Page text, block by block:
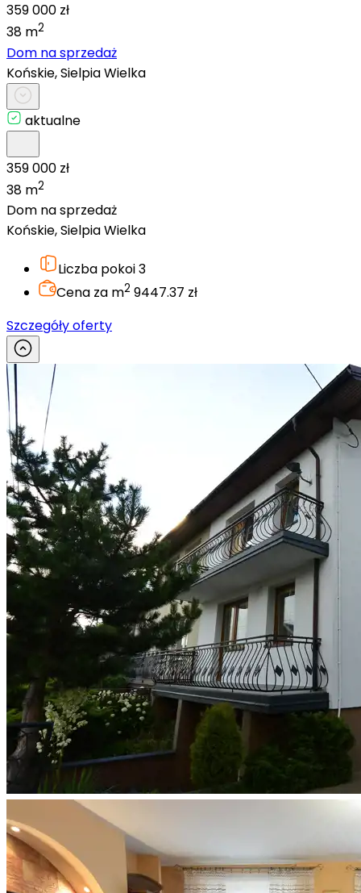
359 000 zł
38 m2
Dom na sprzedaż
Końskie, Sielpia Wielka
aktualne
359 000 zł
38 m2
Dom na sprzedaż
Końskie, Sielpia Wielka
Liczba pokoi3
Cena za m2 9447.37 zł
Szczegóły oferty